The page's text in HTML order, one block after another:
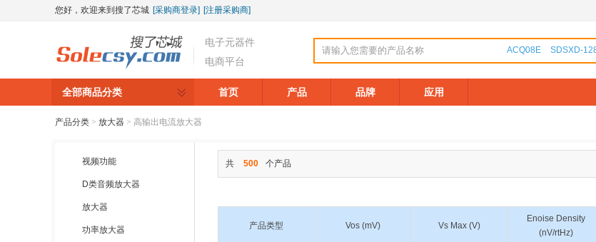
您好，欢迎来到搜了芯城 [采购商登录] [注册采购商]
电子元器件
电商平台
ACQ08E SDSXD-128G-
全部商品分类 首页 产品 品牌 应用
产品分类 > 放大器 > 高输出电流放大器
共 500 个产品
产品类型 Vos (mV) Vs Max (V)
Enoise Density
(nV/rtHz)
视频功能
D类音频放大器
放大器
功率放大器